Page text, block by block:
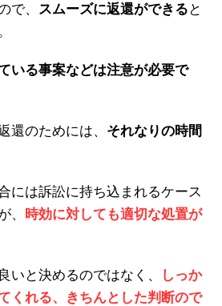
で、
スムーズに返還ができる と
いる事案などは注意が必要で
還のためには、 それなりの時間
には訴訟に持ち込まれるケース
、
時効に対しても適切な処置が
いと決めるのではなく、
しっか
くれる、きちんとした判断ので